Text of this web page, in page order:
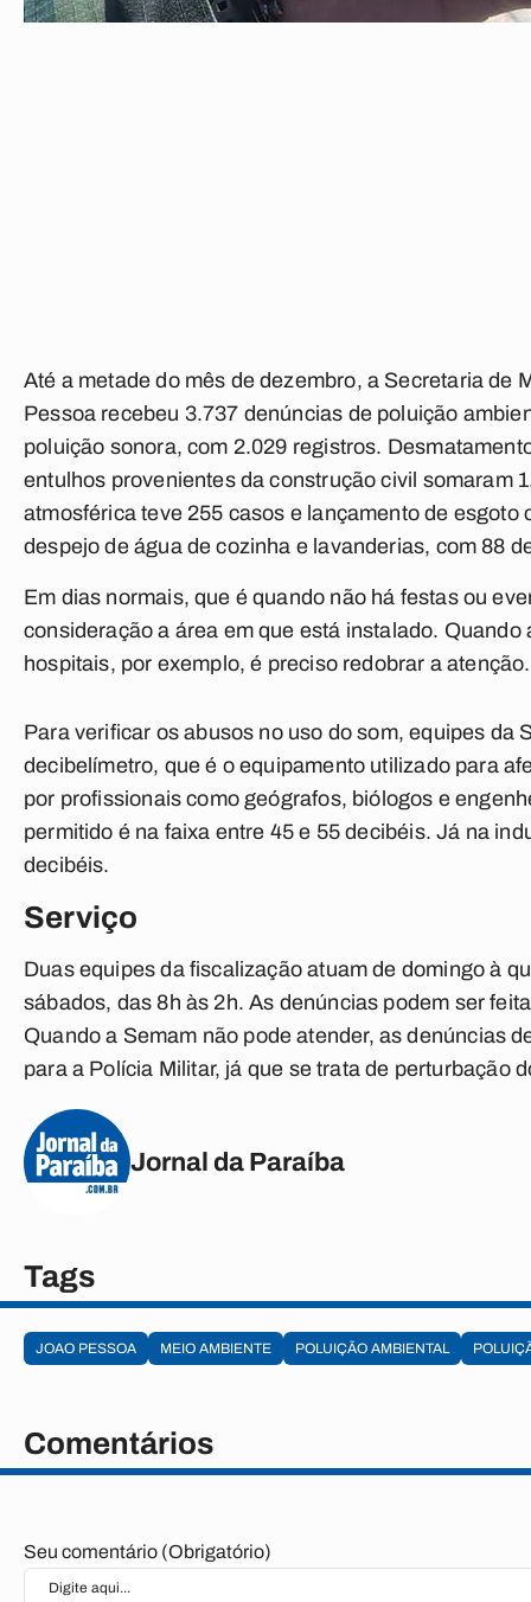
Até a metade do mês de dezembro, a Secretaria de
Pessoa recebeu 3.737 denúncias de poluição
poluição sonora, com 2.029 registros.
entulhos provenientes da construção civil somaram
atmosférica teve 255 casos e lançamento de
despejo de água de cozinha e lavanderias, com 88
Em dias normais, que é quando não há festas ou
consideração a área em que está instalado.
hospitais, por exemplo, é preciso redobrar a atenção.
Para verificar os abusos no uso do som, equipes da
decibelímetro, que é o equipamento utilizado para
por profissionais como geógrafos, biólogos e
permitido é na faixa entre 45 e 55 decibéis. Já na
decibéis.
Serviço
Duas equipes da fiscalização atuam de domingo à
sábados, das 8h às 2h. As denúncias podem ser
Quando a Semam não pode atender, as denúncias
para a Polícia Militar, já que se trata de perturbação
Jornal da Paraíba
Tags
JOAO PESSOA MEIO AMBIENTE POLUIÇÃO AMBIENTAL
Comentários
Seu comentário (Obrigatório)